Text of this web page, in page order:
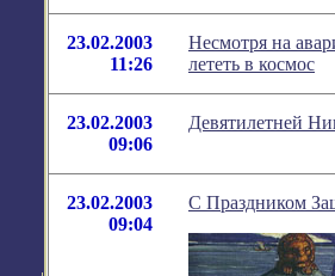
23.02.2003
11:26
Несмотря на
лететь в космос
23.02.2003
09:06
Девятилетней
23.02.2003
09:04
С Праздником